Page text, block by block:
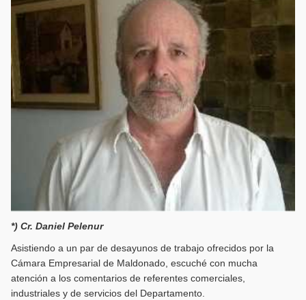
*) Cr. Daniel Pelenur
Asistiendo a un par de desayunos de trabajo ofrecidos por la
Cámara Empresarial de Maldonado, escuché con mucha
atención a los comentarios de referentes comerciales,
industriales y de servicios del Departamento.